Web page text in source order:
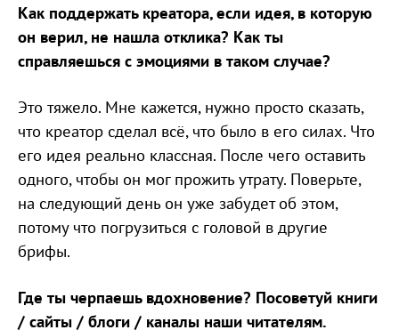
Как поддержать креатора, если идея, в которую
он верил, не нашла отклика? Как ты
справляешься с эмоциями в таком случае?
Это тяжело. Мне кажется, нужно просто сказать,
что креатор сделал всё, что было в его силах. Что
его идея реально классная. После чего оставить
одного, чтобы он мог прожить утрату. Поверьте,
на следующий день он уже забудет об этом,
потому что погрузиться с головой в другие
брифы.
Где ты черпаешь вдохновение? Посоветуй книги
/ сайты / блоги / каналы наши читателям.